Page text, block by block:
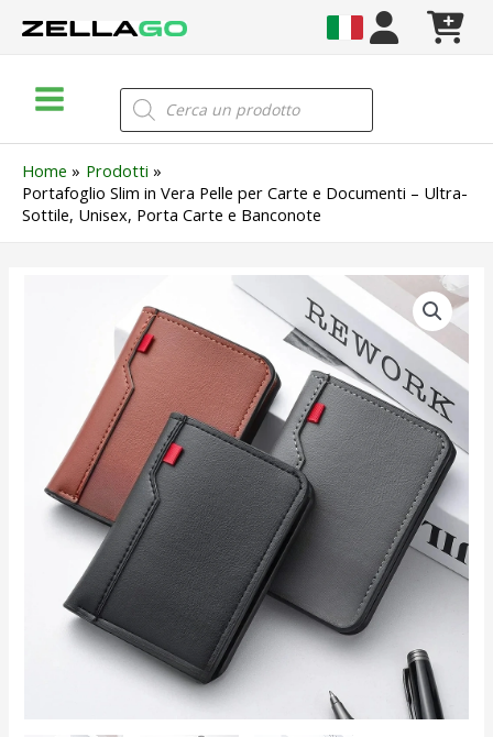
Menu
Products
search
Home
Prodotti
Portafoglio Slim in Vera Pelle per Carte e Documenti – Ultra-
Sottile, Unisex, Porta Carte e Banconote
Documenti
Ultra-
Unisex,
Porta